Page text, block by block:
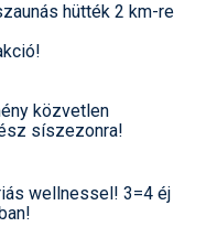
hütték 2 km-re
közvetlen
síszezonra!
wellnessel! 3=4 éj